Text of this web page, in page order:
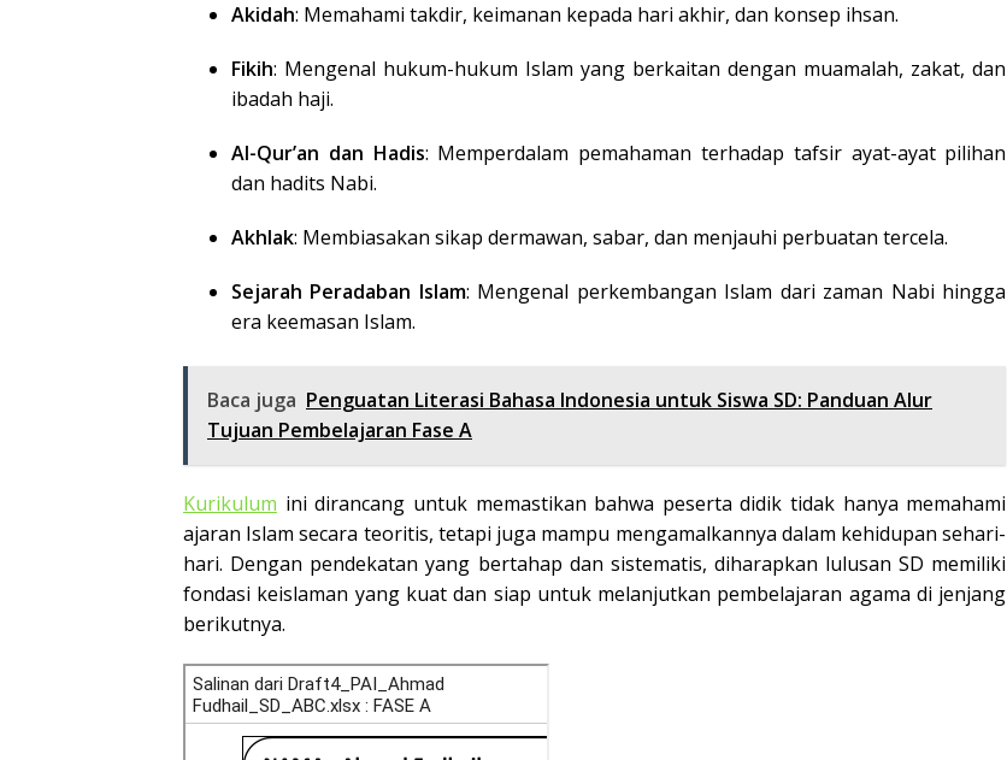
Akidah: Memahami takdir, keimanan kepada hari akhir, dan konsep ihsan.
Fikih: Mengenal hukum-hukum Islam yang berkaitan dengan muamalah, zakat, dan
ibadah haji.
Al-Qur’an dan Hadis: Memperdalam pemahaman terhadap tafsir ayat-ayat pilihan
dan hadits Nabi.
Akhlak: Membiasakan sikap dermawan, sabar, dan menjauhi perbuatan tercela.
Sejarah Peradaban Islam: Mengenal perkembangan Islam dari zaman Nabi hingga
era keemasan Islam.
Baca juga Penguatan Literasi Bahasa Indonesia untuk Siswa SD: Panduan Alur
Tujuan Pembelajaran Fase A
Kurikulum ini dirancang untuk memastikan bahwa peserta didik tidak hanya memahami
ajaran Islam secara teoritis, tetapi juga mampu mengamalkannya dalam kehidupan sehari-
hari. Dengan pendekatan yang bertahap dan sistematis, diharapkan lulusan SD memiliki
fondasi keislaman yang kuat dan siap untuk melanjutkan pembelajaran agama di jenjang
berikutnya.